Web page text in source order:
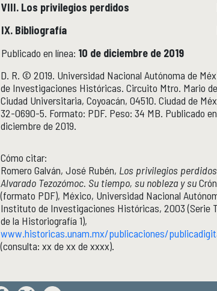
VIII. Los privilegios perdidos
IX. Bibliografía
Publicado en línea: 10 de diciembre de 2019
D. R. © 2019. Universidad Nacional Autónoma de
de Investigaciones Históricas. Circuito Mtro. Mario
Ciudad Universitaria, Coyoacán, 04510. Ciudad de
32-0690-5. Formato: PDF. Peso: 34 MB. Publicado
diciembre de 2019.
Cómo citar:
Romero Galván, José Rubén, Los privilegios
Alvarado Tezozómoc. Su tiempo, su nobleza y su
(formato PDF), México, Universidad Nacional
Instituto de Investigaciones Históricas, 2003 (Serie
de la Historiografía 1),
www.historicas.unam.mx/publicaciones/
(consulta: xx de xx de xxxx).